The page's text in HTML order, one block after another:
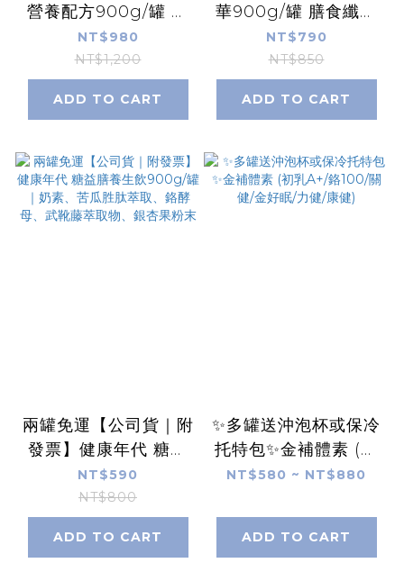
營養配方900g/罐 大
豆分離蛋白 減糖配方
鉻 山苦瓜 全素可食 無
乳糖【康富久久】
NT$980
NT$1,200
ADD TO CART
華900g/罐 膳食纖維
葡萄糖胺 鉻鋅硒鉬 牛
初乳免疫球蛋白IgG乳
鐵蛋白 無蔗糖奶素順
暢 康富久久
NT$790
NT$850
ADD TO CART
兩罐免運【公司貨｜附
發票】健康年代 糖益
膳養生飲900g/罐｜
奶素、苦瓜胜肽萃取、
鉻酵母、武靴藤萃取
物、銀杏果粉末
NT$590
NT$800
ADD TO CART
✨多罐送沖泡杯或保冷
托特包✨金補體素 (初
乳A+/鉻100/關健/金
NT$580 ~ NT$880
ADD TO CART